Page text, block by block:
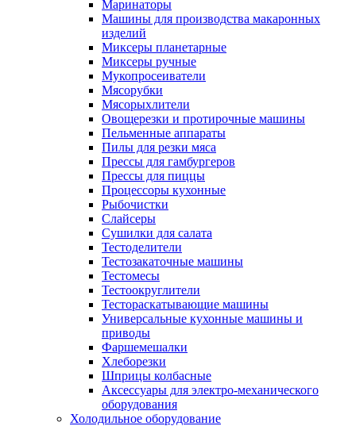
Маринаторы
Машины для производства макаронных
изделий
Миксеры планетарные
Миксеры ручные
Мукопросеиватели
Мясорубки
Мясорыхлители
Овощерезки и протирочные машины
Пельменные аппараты
Пилы для резки мяса
Прессы для гамбургеров
Прессы для пиццы
Процессоры кухонные
Рыбочистки
Слайсеры
Сушилки для салата
Тестоделители
Тестозакаточные машины
Тестомесы
Тестоокруглители
Тестораскатывающие машины
Универсальные кухонные машины и
приводы
Фаршемешалки
Хлеборезки
Шприцы колбасные
Аксессуары для электро-механического
оборудования
Холодильное оборудование